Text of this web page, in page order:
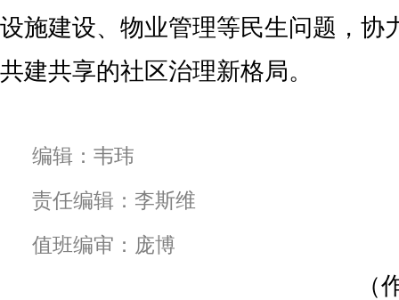
设施建设、物业管理等民生问题，协
共建共享的社区治理新格局。
编辑：韦玮
责任编辑：李斯维
值班编审：庞博
（